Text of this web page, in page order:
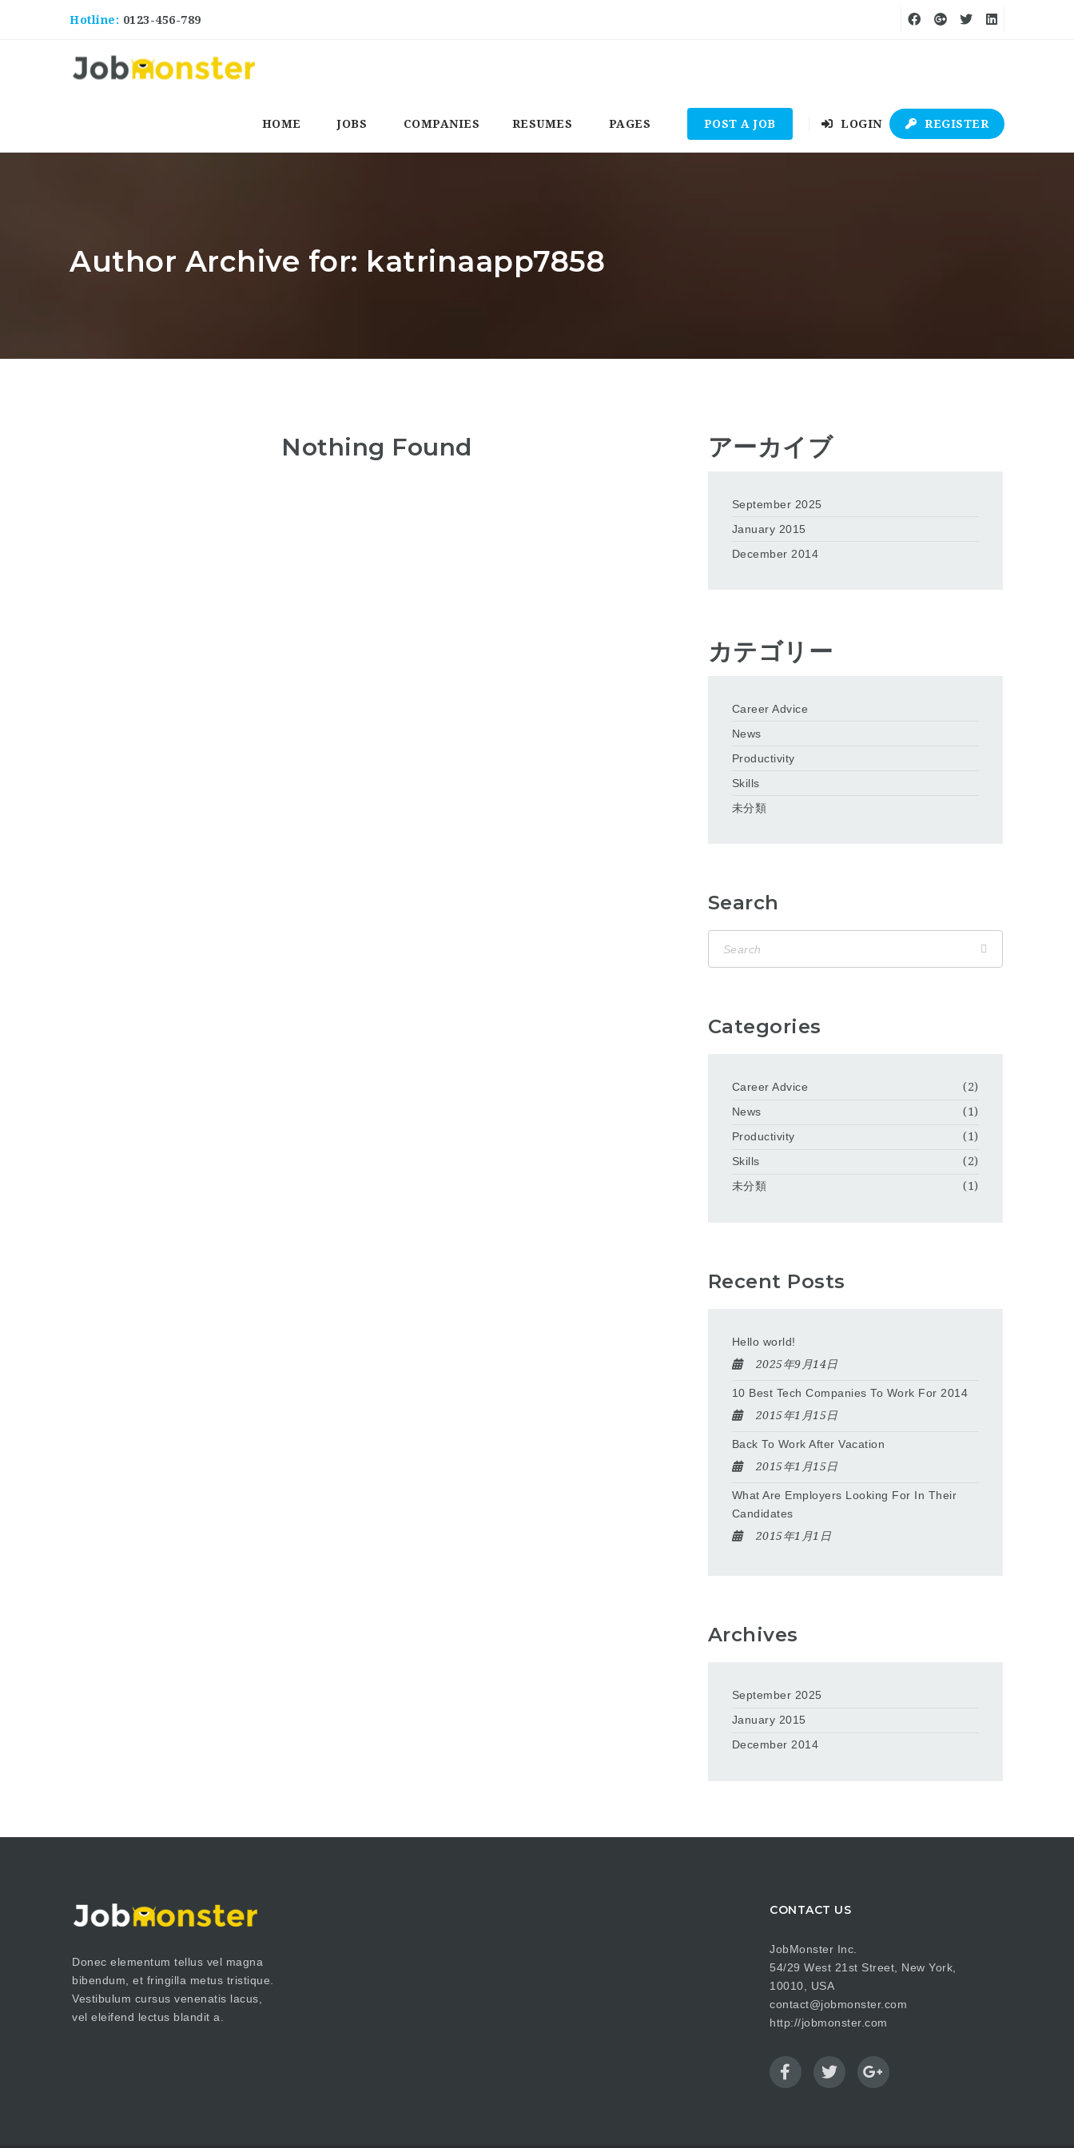
Hotline: 0123-456-789
HOME JOBS COMPANIES RESUMES PAGES POST A JOB LOGIN REGISTER
Author Archive for: katrinaapp7858
Nothing Found アーカイブ
September 2025
January 2015
December 2014
カテゴリー
Career Advice
News
Productivity
Skills
未分類
Search
Categories
Career Advice
(2)
News
(1)
Productivity
(1)
Skills
(2)
未分類
(1)
Recent Posts
Hello world!
2025年9月14日
10 Best Tech Companies To Work For 2014
2015年1月15日
Back To Work After Vacation
2015年1月15日
What Are Employers Looking For In Their
Candidates
2015年1月1日
Archives
September 2025
January 2015
December 2014
Donec elementum tellus vel magna
bibendum, et fringilla metus tristique.
Vestibulum cursus venenatis lacus,
vel eleifend lectus blandit a.
CONTACT US
JobMonster Inc.
54/29 West 21st Street, New York,
10010, USA
contact@jobmonster.com
http://jobmonster.com